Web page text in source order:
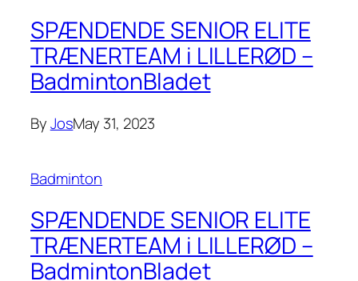
SPÆNDENDE SENIOR ELITE
TRÆNERTEAM i LILLERØD –
BadmintonBladet
ByJosMay 31, 2023
Badminton
SPÆNDENDE SENIOR ELITE
TRÆNERTEAM i LILLERØD –
BadmintonBladet